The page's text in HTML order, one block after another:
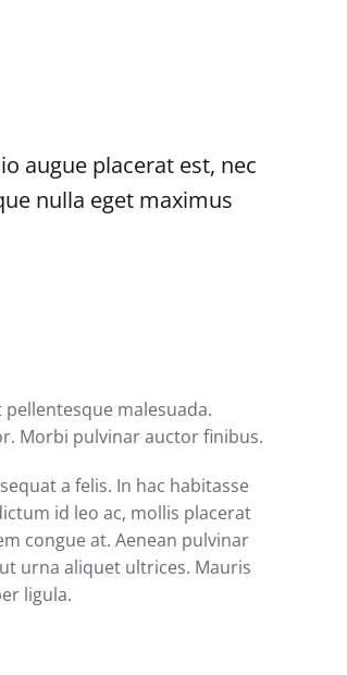
augue placerat est, nec
nulla eget maximus
malesuada.
Morbi pulvinar auctor finibus.
a felis. In hac habitasse
id leo ac, mollis placerat
congue at. Aenean pulvinar
urna aliquet ultrices. Mauris
ligula.